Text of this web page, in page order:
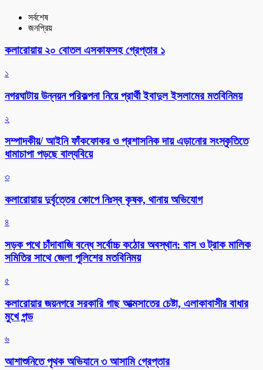
সর্বশেষ
জনপ্রিয়
কলারোয়ায় ২০ বোতল এসকাফসহ গ্রেপ্তার ১
১
নগরঘাটায় উন্নয়ন পরিকল্পনা নিয়ে প্রার্থী ইবাদুল ইসলামের মতবিনিময়
২
সম্পাদকীয়/ আইনি ফাঁকফোকর ও প্রশাসনিক দায় এড়ানোর সংস্কৃতিতে
ধামাচাপা পড়ছে বাল্যবিয়ে
৩
কলারোয়ায় দুর্বৃত্তের কোপে নিঃস্ব কৃষক, থানায় অভিযোগ
৪
সড়ক পথে চাঁদাবাজি বন্ধে সর্বোচ্চ কঠোর অবস্থান: বাস ও ট্রাক মালিক
সমিতির সাথে জেলা পুলিশের মতবিনিময়
৫
কলারোয়ার জয়নগরে সরকারি গাছ আত্মসাতের চেষ্টা, এলাকাবাসীর বাধার
মুখে পন্ড
৬
আশাশুনিতে পৃথক অভিযানে ৩ আসামি গ্রেপ্তার